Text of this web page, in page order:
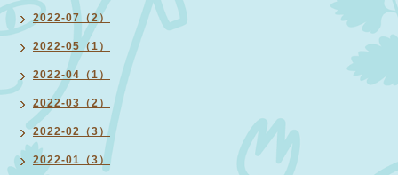
2022-07（2）
2022-05（1）
2022-04（1）
2022-03（2）
2022-02（3）
2022-01（3）